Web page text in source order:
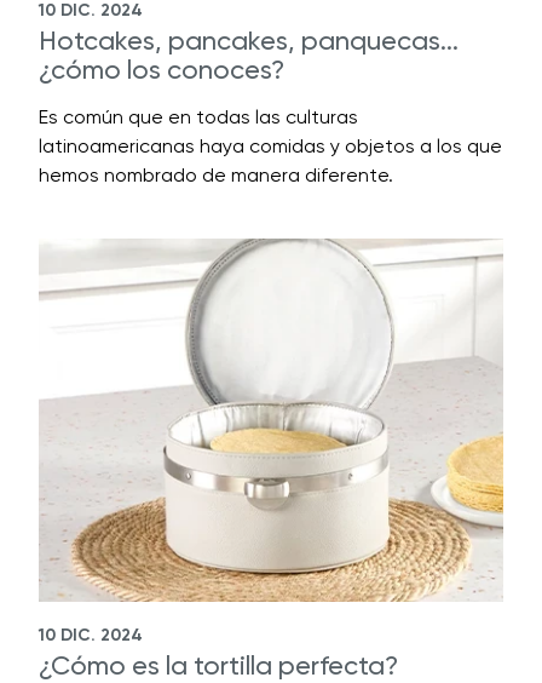
10 DIC. 2024
Hotcakes, pancakes, panquecas...
¿cómo los conoces?
Es común que en todas las culturas
latinoamericanas haya comidas y objetos a los que
hemos nombrado de manera diferente.
10 DIC. 2024
¿Cómo es la tortilla perfecta?